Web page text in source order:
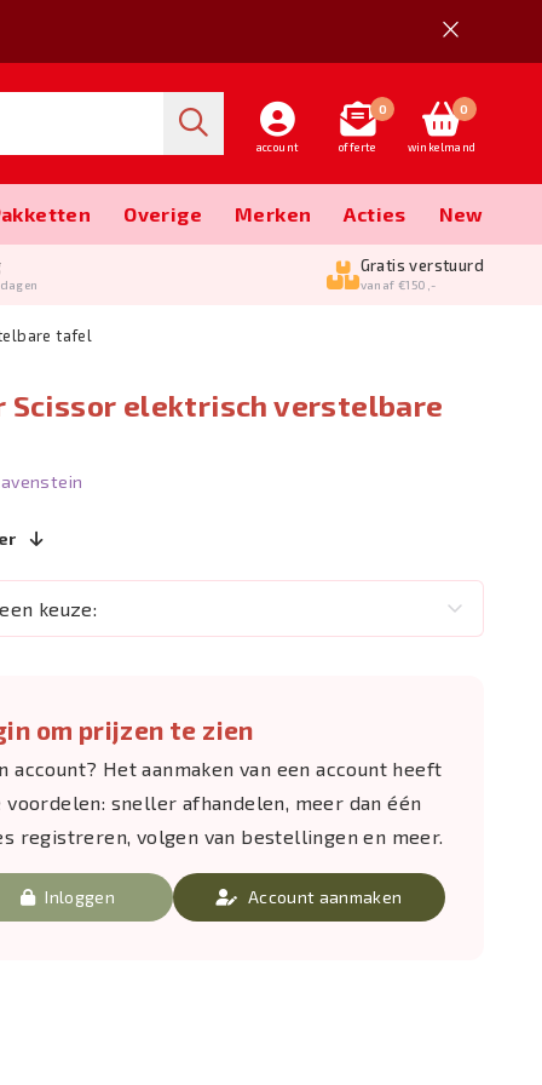
account
0
offerte
0
winkelmand
Overige Merken Acties New
Gratis verstuurd
vanaf €150,-
tafel
Scissor elektrisch verstelbare
keuze:
om prijzen te zien
account? Het aanmaken van een account heeft
voordelen: sneller afhandelen, meer dan één
registreren, volgen van bestellingen en meer.
Inloggen Account aanmaken